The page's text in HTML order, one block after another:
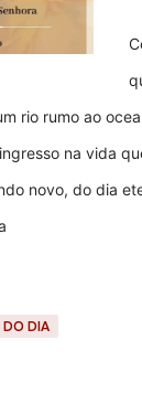
rio rumo ao
na vida
novo, do dia
DO DIA